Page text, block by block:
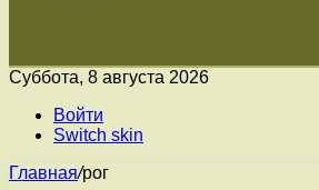
Суббота, 8 августа 2026
Войти
Switch skin
Главная/рог